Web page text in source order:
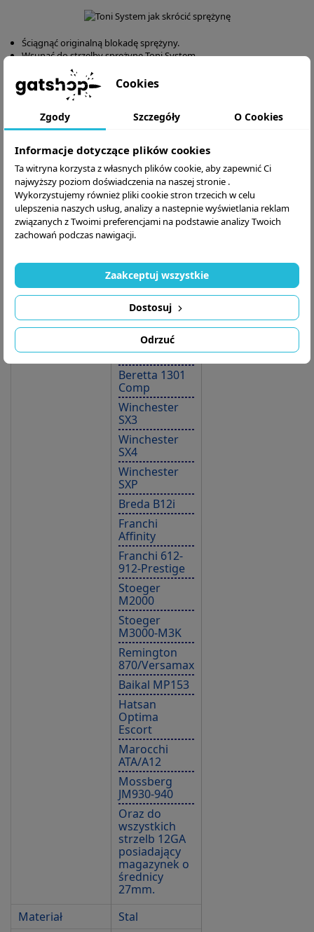
Ściągnąć originalną blokadę sprężyny.
Wsunąć do strzelby sprężynę Toni System
Położyć obok strzelby magazynek przedłużony Toni System
Zmierzyć 30cm od końca przedłużonego magazynka sprężynę jak
pokazano na zdjęciu powyżej, a następnie skrócić do żądanego
lufa strzelby.
Parametry techniczne
Parametr
Wartość
Kompatybilność
Benelli M1-M2
Benelli
Supernova
Benelli M3
Benelli M2 SP
Beretta 1301
Comp pro
Beretta 1301
Tactical
Beretta 1301
Comp
Winchester
SX3
Winchester
SX4
Winchester
SXP
Breda B12i
Franchi
Affinity
Franchi 612-
912-Prestige
Stoeger
M2000
Stoeger
M3000-M3K
Remington
870/Versamax
Baikal MP153
Hatsan
Optima
Escort
Marocchi
ATA/A12
Mossberg
JM930-940
Oraz do
wszystkich
strzelb 12GA
posiadający
magazynek o
średnicy
27mm.
Materiał
Stal
Cookies
Zgody Szczegóły O Cookies
Informacje dotyczące plików cookies
Ta witryna korzysta z własnych plików cookie, aby zapewnić Ci
najwyższy poziom doświadczenia na naszej stronie .
Wykorzystujemy również pliki cookie stron trzecich w celu
ulepszenia naszych usług, analizy a nastepnie wyświetlania reklam
związanych z Twoimi preferencjami na podstawie analizy Twoich
zachowań podczas nawigacji.
Odrzuć
Dostosuj
Zaakceptuj wszystkie